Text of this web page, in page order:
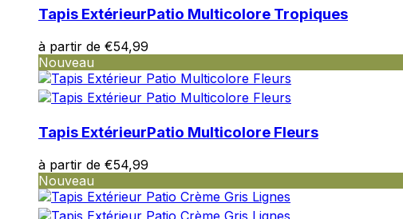
Tapis ExtérieurPatio Multicolore Tropiques
à partir de €54,99
Nouveau
Tapis ExtérieurPatio Multicolore Fleurs
à partir de €54,99
Nouveau
Indispensables
Préférences
comme votre langue préférée ou la
Statistiques
Les cookies statistiques aident les
rapportant des informations de manière